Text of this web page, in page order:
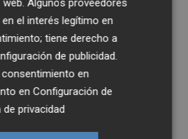
el interés legítimo en
tiene derecho a
de publicidad
en
enConfiguración de
de privacidad